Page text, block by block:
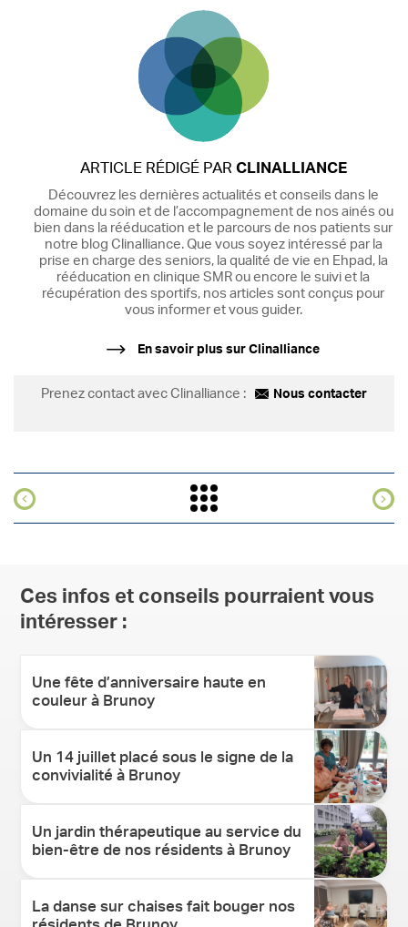
ARTICLE RÉDIGÉ PAR CLINALLIANCE
Découvrez les dernières actualités et conseils dans le
domaine du soin et de l’accompagnement de nos ainés ou
bien dans la rééducation et le parcours de nos patients sur
notre blog Clinalliance. Que vous soyez intéressé par la
prise en charge des seniors, la qualité de vie en Ehpad, la
rééducation en clinique SMR ou encore le suivi et la
récupération des sportifs, nos articles sont conçus pour
vous informer et vous guider.
En savoir plus sur Clinalliance
Prenez contact avec Clinalliance : Nous contacter
Ces infos et conseils pourraient vous
intéresser :
Une fête d’anniversaire haute en
couleur à Brunoy
Un 14 juillet placé sous le signe de la
convivialité à Brunoy
Un jardin thérapeutique au service du
bien-être de nos résidents à Brunoy
La danse sur chaises fait bouger nos